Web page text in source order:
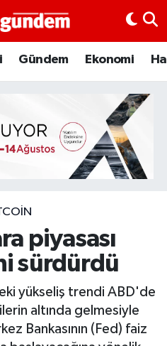
Gündem Ekonomi
piyasası
sürdürdü
yükseliş trendi ABD'de
altında gelmesiyle
Bankasının (Fed) faiz